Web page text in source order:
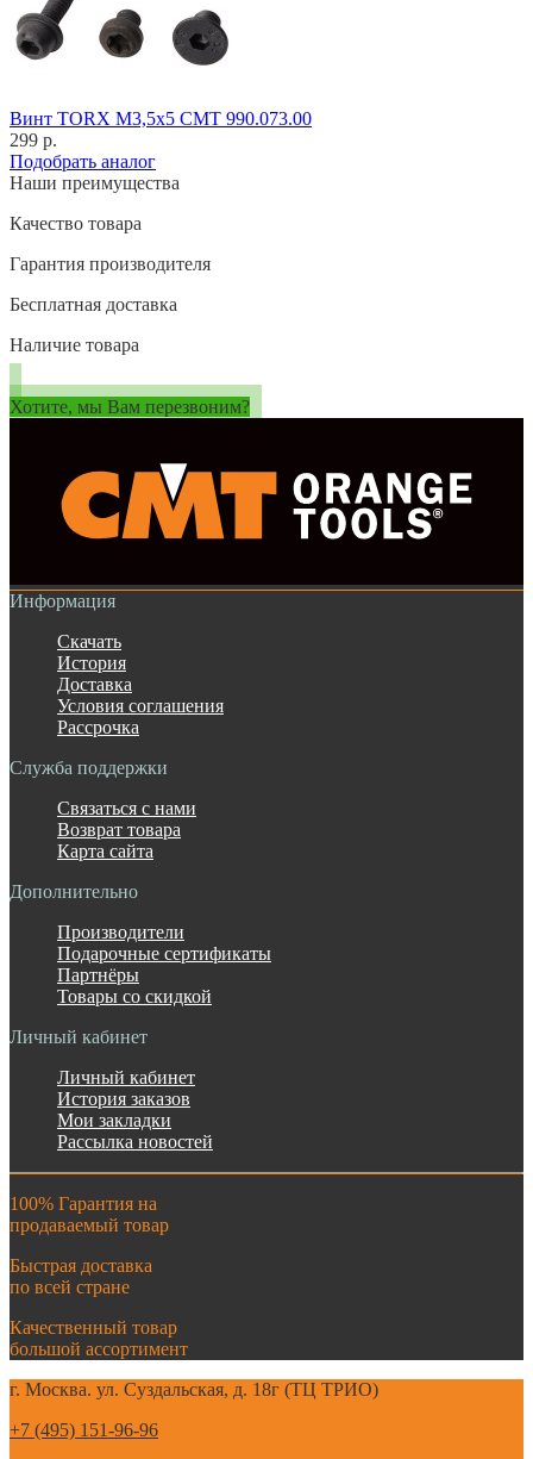
Винт TORX M3,5x5 CMT 990.073.00
299 р.
Подобрать аналог
Наши преимущества
Качество товара
Гарантия производителя
Бесплатная доставка
Наличие товара
Хотите, мы Вам перезвоним?
Информация
Скачать
История
Доставка
Условия соглашения
Рассрочка
Служба поддержки
Связаться с нами
Возврат товара
Карта сайта
Дополнительно
Производители
Подарочные сертификаты
Партнёры
Товары со скидкой
Личный кабинет
Личный кабинет
История заказов
Мои закладки
Рассылка новостей
100% Гарантия на
продаваемый товар
Быстрая доставка
по всей стране
Качественный товар
большой ассортимент
г. Москва. ул. Суздальская, д. 18г (ТЦ ТРИО)
+7 (495) 151-96-96